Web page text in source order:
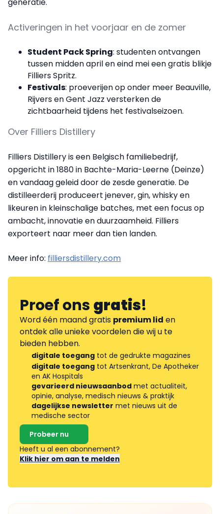
Activeringen in het voorjaar en de zomer
Student Pack Spring: studenten ontvangen
tussen midden april en eind mei een gratis blikje
Filliers Spritz.
Festivals: proeverijen op onder meer Beauville,
Rijvers en Gent Jazz versterken de
zichtbaarheid tijdens het festivalseizoen.
Over Filliers Distillery
Filliers Distillery is een Belgisch familiebedrijf,
opgericht in 1880 in Bachte-Maria-Leerne (Deinze)
en vandaag geleid door de zesde generatie. De
distilleerderij produceert jenever, gin, whisky en
likeuren in kleinschalige batches, met een focus op
ambacht, innovatie en duurzaamheid. Filliers
exporteert naar meer dan tien landen.
Meer info: filliersdistillery.com
Proef onsgratis!
Word één maand gratis premium lid en
ontdek alle unieke voordelen die wij u te
bieden hebben.
digitale toegang tot de gedrukte magazines
digitale toegang tot Artsenkrant, De Apotheker
en AK Hospitals
gevarieerd nieuwsaanbod met actualiteit,
opinie, analyse, medisch nieuws & praktijk
dagelijkse newsletter met nieuws uit de
medische sector
Probeer nu
Heeft u al een abonnement?
Klik hier om aan te melden